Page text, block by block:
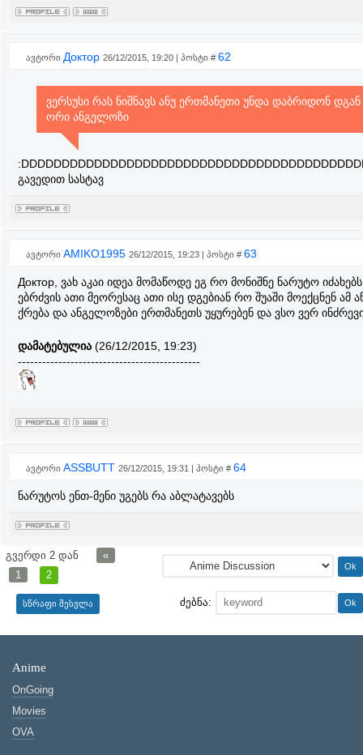
ავტორი Доктор 26/12/2015, 19:20 | პოსტი # 62
ვერსუსი რას ნიშნავს ანუ ერთმანეთი უნდა დაბრიდონ
ორი ანგელოზი
გავედით სასტავ
ავტორი AMIKO1995 26/12/2015, 19:23 | პოსტი # 63
Доктор, ვახ აკაი იდეა მომაწოდე ეგ რო მონიშნე ნარუტო
ებრძვის ათი მეორესაც ათი ისე დგებიან რო შუაში მოექცნენ ამ
ქრება და ანგელოზები ერთმანეთს უყურებენ და ვსო ვერ
დამატებულია (26/12/2015, 19:23)
---------------------------------------------
ავტორი ASSBUTT 26/12/2015, 19:31 | პოსტი # 64
ნარუტოს ენთ-მენი უგებს რა აბლატავებს
გვერდი 2 დან
«
1
2
ძებნა:
Anime
OnGoing
Movies
OVA